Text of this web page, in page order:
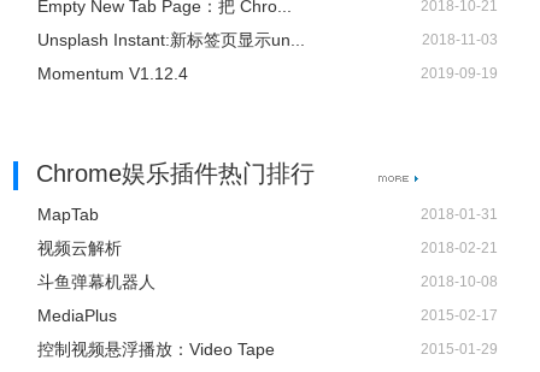
Empty New Tab Page：把 Chro... 2018-10-21
Unsplash Instant:新标签页显示un... 2018-11-03
Momentum V1.12.4 2019-09-19
Chrome娱乐插件热门排行
MapTab 2018-01-31
视频云解析 2018-02-21
斗鱼弹幕机器人 2018-10-08
MediaPlus 2015-02-17
控制视频悬浮播放：Video Tape 2015-01-29